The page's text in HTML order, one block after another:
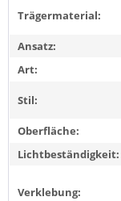
Trägermaterial:
Ansatz:
Art:
Stil:
Oberfläche:
Lichtbeständigkeit:
Verklebung: